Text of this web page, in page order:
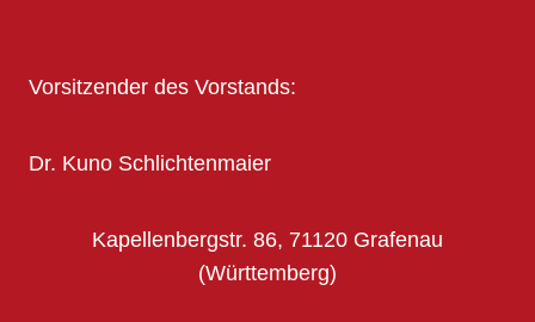
Vorsitzender des Vorstands:
Dr. Kuno Schlichtenmaier
Kapellenbergstr. 86, 71120 Grafenau
(Württemberg)